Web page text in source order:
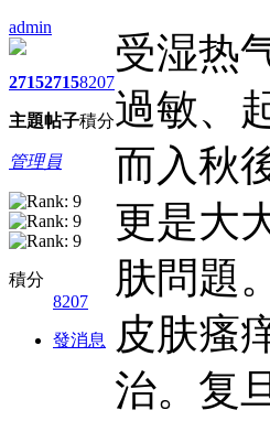
admin
2715
主題
2715
帖子
8207
積分
管理員
積分
8207
發消息
受湿热
過敏、
而入秋
更是大
肤問題
皮肤瘙
治。复